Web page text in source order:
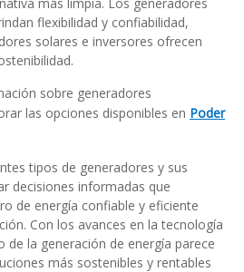
flexibilidad y confiabilidad,
solares e inversores ofrecen
sobre generadores
las opciones disponibles en Poder
tipos de generadores y sus
decisiones informadas que
de energía confiable y eficiente
Con los avances en la tecnología
de la generación de energía parece
más sostenibles y rentables